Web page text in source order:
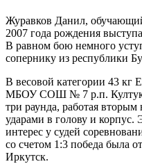
Журавков Данил,
2007 года рождения
В равном бою немного
сопернику из республики
В весовой категории 43 кг
МБОУ СОШ № 7 р.п.
три раунда, работая
ударами в голову и
интерес у судей
со счетом 1:3 победа была
Иркутск.